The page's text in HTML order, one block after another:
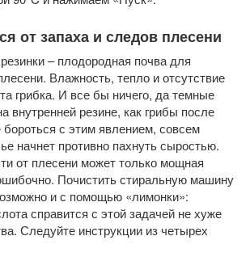
от запаха и следов плесени
– плодородная почва для
Влажность, тепло и отсутствие
грибка. И все бы ничего, да темные
внутренней резине, как грибы после
с этим явлением, совсем
начнет противно пахнуть сыростью.
от плесени может только мощная
Почистить стиральную машину
и с помощью «лимонки»:
справится с этой задачей не хуже
Следуйте инструкции из четырех